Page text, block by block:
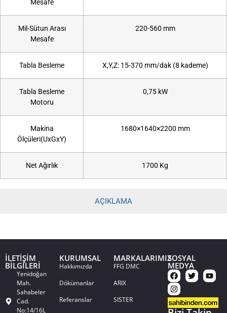
AÇIKLAMA
Mesafe
Mil-Sütun Arası
Mesafe
220-560 mm
Tabla Besleme X,Y,Z: 15-370 mm/dak (8 kademe)
Tabla Besleme
Motoru
0,75 kW
Makina
Ölçüleri(UxGxY)
1680×1640×2200 mm
Net Ağırlık 1700 Kg
İLETİŞİM
BİLGİLERİ
Yenidoğan
Mah.
Sahabeler
Cad.
No:14/16L
KURUMSAL
Hakkımızda
Dökümanlar
Referanslar
MARKALARIMIZ
FFG DMC
ARIX
SISTER
SOSYAL
MEDYA